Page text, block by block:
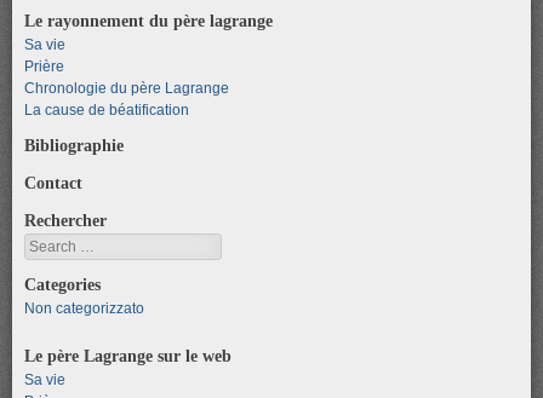
Le rayonnement du père lagrange
Sa vie
Prière
Chronologie du père Lagrange
La cause de béatification
Bibliographie
Contact
Rechercher
Search
Categories
Non categorizzato
Le père Lagrange sur le web
Sa vie